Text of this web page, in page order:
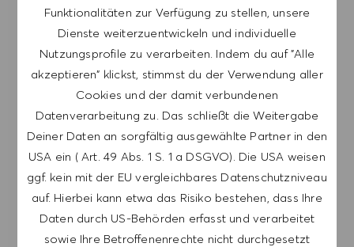
Funktionalitäten zur Verfügung zu stellen, unsere
Dienste weiterzuentwickeln und individuelle
Nutzungsprofile zu verarbeiten. Indem du auf "Alle
akzeptieren" klickst, stimmst du der Verwendung aller
Cookies und der damit verbundenen
Datenverarbeitung zu. Das schließt die Weitergabe
Deiner Daten an sorgfältig ausgewählte Partner in den
USA ein ( Art. 49 Abs. 1 S. 1 a DSGVO). Die USA weisen
ggf. kein mit der EU vergleichbares Datenschutzniveau
auf. Hierbei kann etwa das Risiko bestehen, dass Ihre
Daten durch US-Behörden erfasst und verarbeitet
sowie Ihre Betroffenenrechte nicht durchgesetzt
HINWEIS: Mit der Anmeldung erkläre ich mich
damit einverstanden, E-Mails mit
Stellenangeboten von HUGO BOSS, Einladungen
zu Veranstaltungen und anderen
karriererelevanten Themen zu erhalten. Ich kann
mich jederzeit abmelden, z.B. indem ich den in
den Mails vorhandenen Abmeldelink anklicke. Ich
akzeptiere, dass meine persönlichen Daten
gemäß der
DATENSCHUTZERKLÄRUNG verarbeitet
werden.